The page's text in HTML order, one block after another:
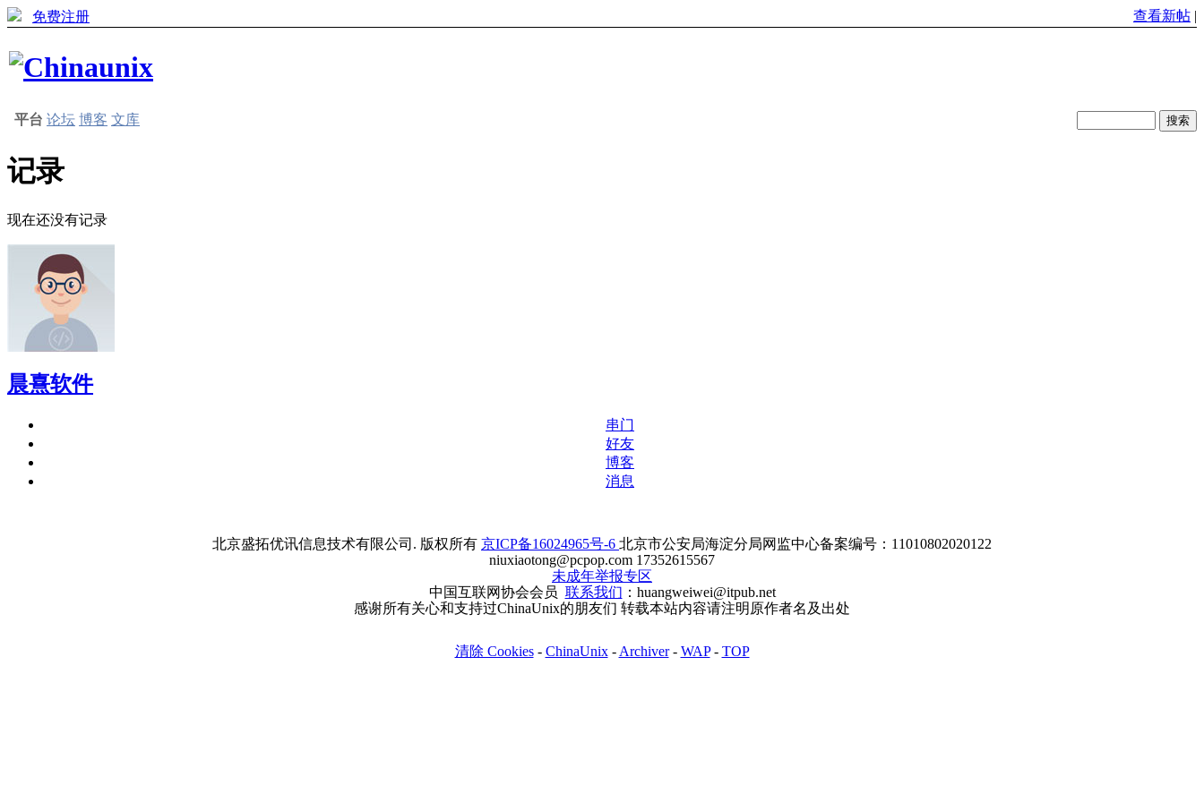
免费注册 查看新帖 |
平台 论坛 博客 文库
记录
现在还没有记录
晨熹软件
串门
好友
博客
消息
北京盛拓优讯信息技术有限公司. 版权所有 京ICP备16024965号-6 北京市公安局海淀分局网监中心备案编号：11010802020122
niuxiaotong@pcpop.com 17352615567
未成年举报专区
中国互联网协会会员 联系我们 ：huangweiwei@itpub.net
感谢所有关心和支持过ChinaUnix的朋友们 转载本站内容请注明原作者名及出处
清除 Cookies- ChinaUnix- Archiver- WAP- TOP